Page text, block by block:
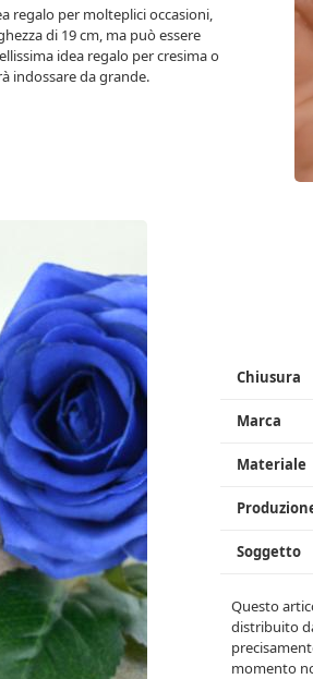
regalo per molteplici occasioni,
di 19 cm, ma può essere
idea regalo per cresima o
indossare da grande.
Chiusura
Marca
Materiale
Soggetto
Questo
distribuito
momento